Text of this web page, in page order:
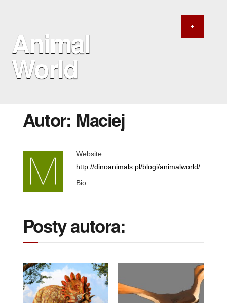
Animal
World
Autor: Maciej
Website:
http://dinoanimals.pl/blogi/animalworld/
Bio:
Posty autora:
9 SIERPNIA 2016
Regaliceratops, czyli
„Dino – Hellboy”
Yi qi – czyli prawdziwy
„dino – batman”